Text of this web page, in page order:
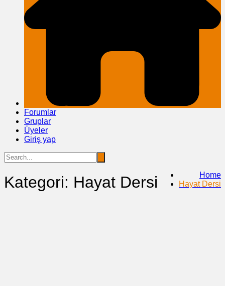
Forumlar
Gruplar
Üyeler
Giriş yap
Kategori: Hayat Dersi
Home
Hayat Dersi